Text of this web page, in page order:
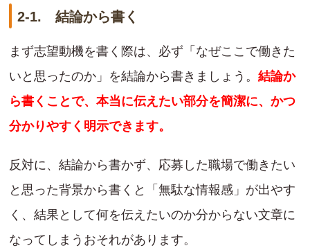
2-1. 結論から書く
まず志望動機を書く際は、必ず「なぜここで働きた
いと思ったのか」を結論から書きましょう。 結論か
ら書くことで、本当に伝えたい部分を簡潔に、かつ
分かりやすく明示できます。
反対に、結論から書かず、応募した職場で働きたい
と思った背景から書くと「無駄な情報感」が出やす
く、結果として何を伝えたいのか分からない文章に
なってしまうおそれがあります。